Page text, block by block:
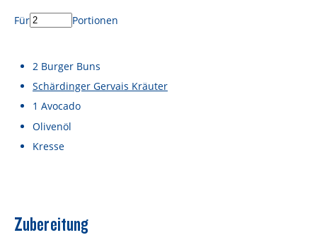
Auf das Mehrwegglas gekommen
Nachhaltigkeitsbericht
Für Portionen
2 Burger Buns
Schärdinger Gervais Kräuter
1 Avocado
Olivenöl
Kresse
Zubereitung